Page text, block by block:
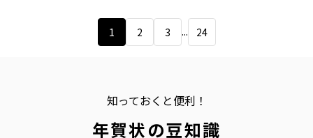
1 2 3 ... 24
知っておくと便利！
年賀状の豆知識